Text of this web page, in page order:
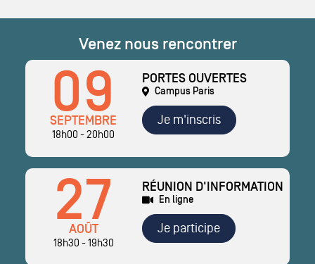
Venez nous rencontrer
09
SEPTEMBRE
18h00 - 20h00
PORTES OUVERTES
Campus Paris
Je m'inscris
27
AOÛT
18h30 - 19h30
RÉUNION D'INFORMATION
En ligne
Je participe